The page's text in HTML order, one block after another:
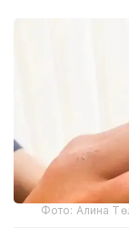
Фото: Алина